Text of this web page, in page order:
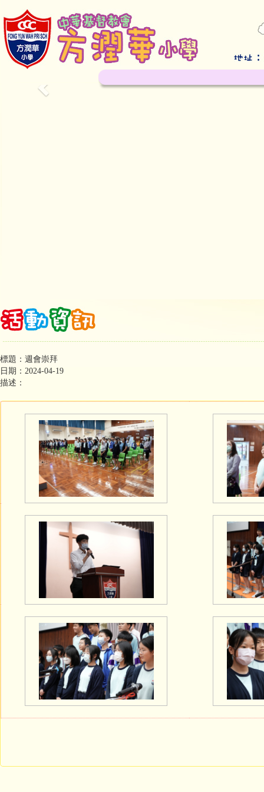
Previous
標題：週會崇拜
日期：2024-04-19
描述：